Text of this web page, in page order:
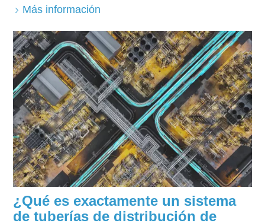
Más información
¿Qué es exactamente un sistema
de tuberías de distribución de